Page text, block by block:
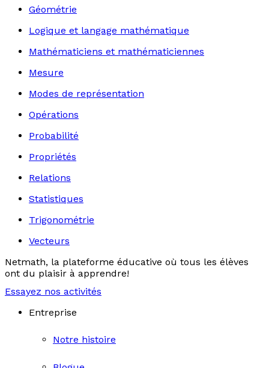
Géométrie
Logique et langage mathématique
Mathématiciens et mathématiciennes
Mesure
Modes de représentation
Opérations
Probabilité
Propriétés
Relations
Statistiques
Trigonométrie
Vecteurs
Netmath, la plateforme éducative où tous les élèves
ont du plaisir à apprendre!
Essayez nos activités
Entreprise
Notre histoire